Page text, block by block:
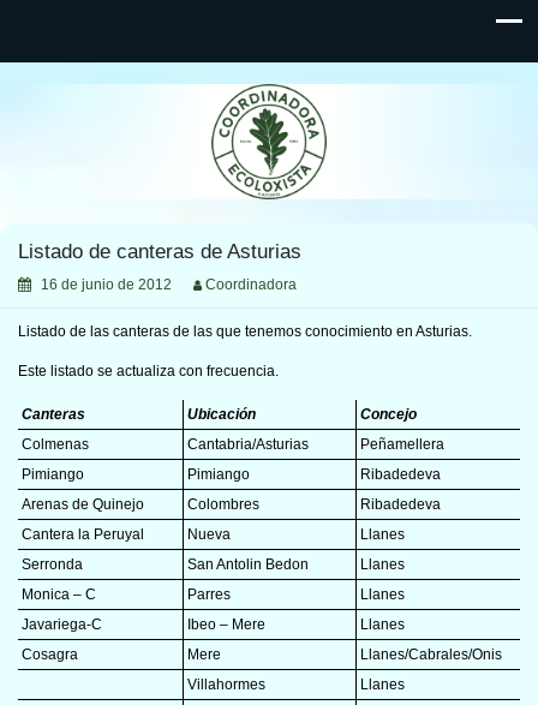
Coordinadora Ecoloxista d'Asturies
Listado de canteras de Asturias
16 de junio de 2012 Coordinadora
Listado de las canteras de las que tenemos conocimiento en Asturias.
Este listado se actualiza con frecuencia.
Canteras Ubicación
Concejo
Colmenas
Cantabria/Asturias
Peñamellera
Pimiango
Pimiango
Ribadedeva
Arenas de Quinejo
Colombres
Ribadedeva
Cantera la Peruyal
Nueva
Llanes
Serronda
San Antolin Bedon
Llanes
Monica – C
Parres
Llanes
Javariega-C
Ibeo – Mere
Llanes
Cosagra
Mere
Llanes/Cabrales/Onis
Villahormes
Llanes